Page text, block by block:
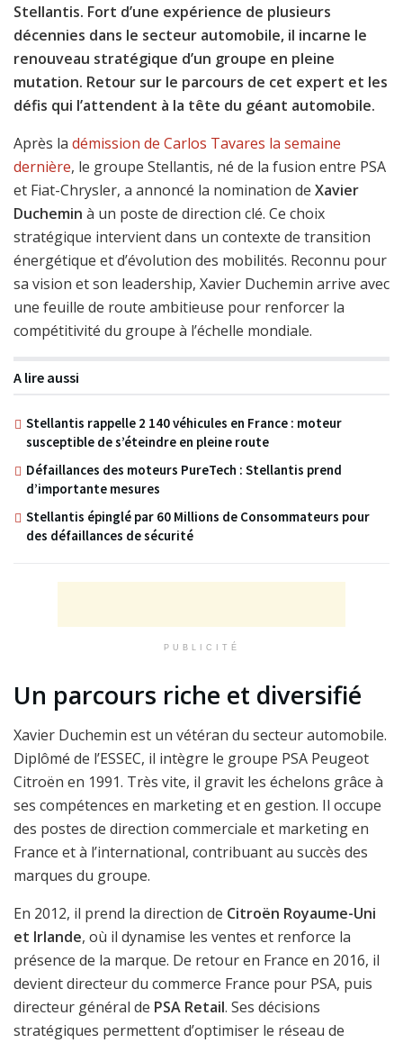
Stellantis. Fort d’une expérience de plusieurs
décennies dans le secteur automobile, il incarne le
renouveau stratégique d’un groupe en pleine
mutation. Retour sur le parcours de cet expert et les
défis qui l’attendent à la tête du géant automobile.
Après la démission de Carlos Tavares la semaine
dernière, le groupe Stellantis, né de la fusion entre PSA
et Fiat-Chrysler, a annoncé la nomination de Xavier
Duchemin à un poste de direction clé. Ce choix
stratégique intervient dans un contexte de transition
énergétique et d’évolution des mobilités. Reconnu pour
sa vision et son leadership, Xavier Duchemin arrive avec
une feuille de route ambitieuse pour renforcer la
compétitivité du groupe à l’échelle mondiale.
A lire aussi
Stellantis rappelle 2 140 véhicules en France : moteur
susceptible de s’éteindre en pleine route
Défaillances des moteurs PureTech : Stellantis prend
d’importante mesures
Stellantis épinglé par 60 Millions de Consommateurs pour
des défaillances de sécurité
PUBLICITÉ
Un parcours riche et diversifié
Xavier Duchemin est un vétéran du secteur automobile.
Diplômé de l’ESSEC, il intègre le groupe PSA Peugeot
Citroën en 1991. Très vite, il gravit les échelons grâce à
ses compétences en marketing et en gestion. Il occupe
des postes de direction commerciale et marketing en
France et à l’international, contribuant au succès des
marques du groupe.
En 2012, il prend la direction de Citroën Royaume-Uni
et Irlande, où il dynamise les ventes et renforce la
présence de la marque. De retour en France en 2016, il
devient directeur du commerce France pour PSA, puis
directeur général de PSA Retail. Ses décisions
stratégiques permettent d’optimiser le réseau de